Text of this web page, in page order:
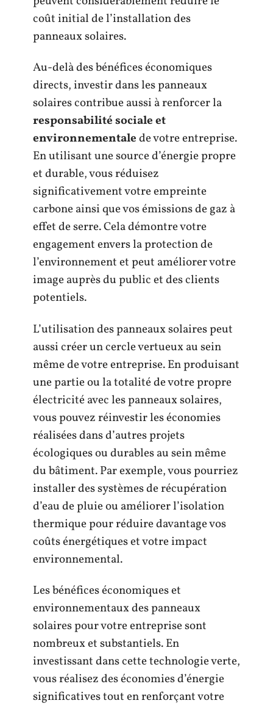
coût initial de l’installation des
panneaux solaires.
Au-delà des bénéfices économiques
directs, investir dans les panneaux
solaires contribue aussi à renforcer la
responsabilité sociale et
environnementalede votre entreprise.
En utilisant une source d’énergie propre
et durable, vous réduisez
significativement votre empreinte
carbone ainsi que vos émissions de gaz à
effet de serre. Cela démontre votre
engagement envers la protection de
l’environnement et peut améliorer votre
image auprès du public et des clients
potentiels.
L’utilisation des panneaux solaires peut
aussi créer un cercle vertueux au sein
même de votre entreprise. En produisant
une partie ou la totalité de votre propre
électricité avec les panneaux solaires,
vous pouvez réinvestir les économies
réalisées dans d’autres projets
écologiques ou durables au sein même
du bâtiment. Par exemple, vous pourriez
installer des systèmes de récupération
d’eau de pluie ou améliorer l’isolation
thermique pour réduire davantage vos
coûts énergétiques et votre impact
environnemental.
Les bénéfices économiques et
environnementaux des panneaux
solaires pour votre entreprise sont
nombreux et substantiels. En
investissant dans cette technologie verte,
vous réalisez des économies d’énergie
significatives tout en renforçant votre